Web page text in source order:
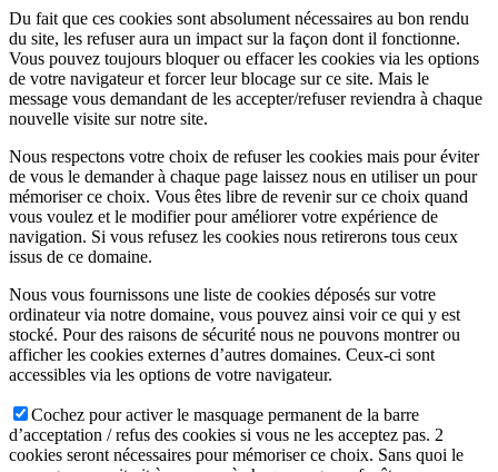
Du fait que ces cookies sont absolument nécessaires au bon rendu
du site, les refuser aura un impact sur la façon dont il fonctionne.
Vous pouvez toujours bloquer ou effacer les cookies via les options
de votre navigateur et forcer leur blocage sur ce site. Mais le
message vous demandant de les accepter/refuser reviendra à chaque
nouvelle visite sur notre site.
Nous respectons votre choix de refuser les cookies mais pour éviter
de vous le demander à chaque page laissez nous en utiliser un pour
mémoriser ce choix. Vous êtes libre de revenir sur ce choix quand
vous voulez et le modifier pour améliorer votre expérience de
navigation. Si vous refusez les cookies nous retirerons tous ceux
issus de ce domaine.
Nous vous fournissons une liste de cookies déposés sur votre
ordinateur via notre domaine, vous pouvez ainsi voir ce qui y est
stocké. Pour des raisons de sécurité nous ne pouvons montrer ou
afficher les cookies externes d’autres domaines. Ceux-ci sont
accessibles via les options de votre navigateur.
Cochez pour activer le masquage permanent de la barre
d’acceptation / refus des cookies si vous ne les acceptez pas. 2
cookies seront nécessaires pour mémoriser ce choix. Sans quoi le